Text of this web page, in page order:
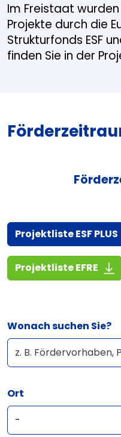
Im Freistaat
Projekte durch die
Strukturfonds ESF
finden Sie in der
Projektliste ESF PLUS
Projektliste EFRE
Wonach suchen Sie?
Ort